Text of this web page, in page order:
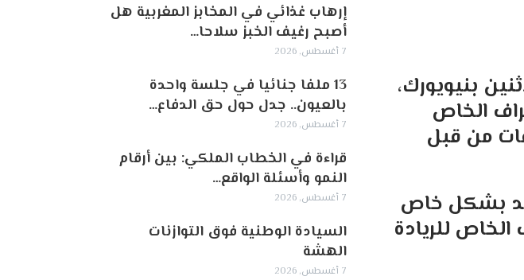
بنيويورك،
الخاص
من قبل
بشكل خاص
للريادة
إرهاب غذائي في المخابز المغربية هل
أصبح رغيف الخبز سلاحا…
7 أغسطس, 2026
13 ملفا جنائيا في جلسة واحدة
بالعيون.. جدل حول حق الدفاع…
7 أغسطس, 2026
قراءة في الخطاب الملكي: بين أرقام
النمو وأسئلة الواقع…
7 أغسطس, 2026
السيادة الوطنية فوق التوازنات
الهشة
7 أغسطس, 2026